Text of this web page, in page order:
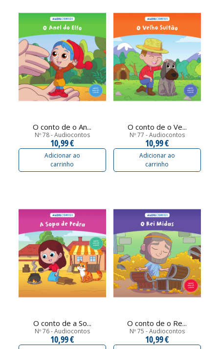
O conto de o An...
Nº 78 - Audiocontos
10,99 €
Adicionar ao
carrinho
O conto de o Ve...
Nº 77 - Audiocontos
10,99 €
Adicionar ao
carrinho
O conto de a So...
Nº 76 - Audiocontos
10,99 €
O conto de o Re...
Nº 75 - Audiocontos
10,99 €